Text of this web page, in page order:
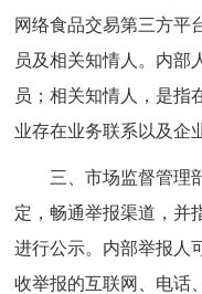
网络食品交易第三方平
员及相关知情人。内部
员；相关知情人，是指
业存在业务联系以及企
三、市场监督管理
定，畅通举报渠道，并
进行公示。内部举报人
收举报的互联网、电话